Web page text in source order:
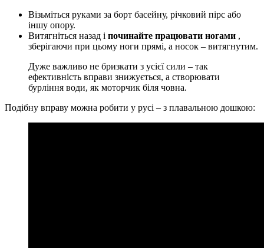
Візьміться руками за борт басейну, річковий пірс або
іншу опору.
Витягніться назад і починайте працювати ногами ,
зберігаючи при цьому ноги прямі, а носок – витягнутим.
Дуже важливо не бризкати з усієї сили – так
ефективність вправи знижується, а створювати
бурління води, як моторчик біля човна.
Подібну вправу можна робити у русі – з плавальною дошкою: